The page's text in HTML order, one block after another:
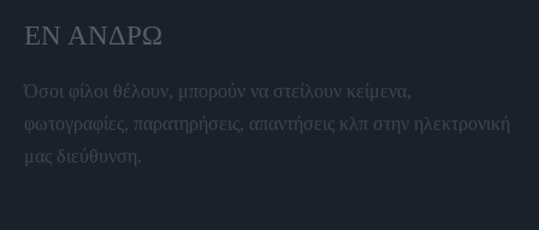
ΕΝ ΆΝΔΡΩ
Όσοι φίλοι θέλουν, μπορούν να στείλουν κείμενα,
φωτογραφίες, παρατηρήσεις, απαντήσεις κλπ στην ηλεκτρονική
μας διεύθυνση.